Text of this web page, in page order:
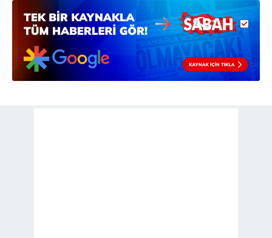
kılınması ve kişiselleştirilmesi ve sizlere yönelik
reklam/pazarlama faaliyetlerinin yapılması, amaçlarıyla
sınırlı olarak açık rızanız dahilinde kullanılacaktır.
Çerezlere ilişkin tercihlerinizi aşağıda yer alan panel
vasıtasıyla belirleyebilirsiniz. Çerezlere ilişkin detaylı bilgi